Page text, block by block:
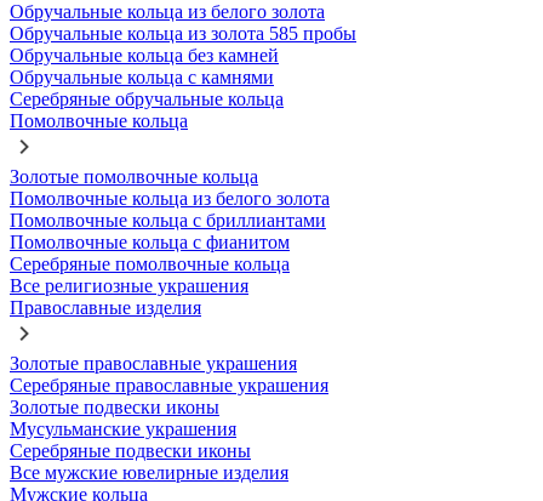
Обручальные кольца из белого золота
Обручальные кольца из золота 585 пробы
Обручальные кольца без камней
Обручальные кольца с камнями
Серебряные обручальные кольца
Помолвочные кольца
Золотые помолвочные кольца
Помолвочные кольца из белого золота
Помолвочные кольца с бриллиантами
Помолвочные кольца с фианитом
Серебряные помолвочные кольца
Все религиозные украшения
Православные изделия
Золотые православные украшения
Серебряные православные украшения
Золотые подвески иконы
Мусульманские украшения
Серебряные подвески иконы
Все мужские ювелирные изделия
Мужские кольца